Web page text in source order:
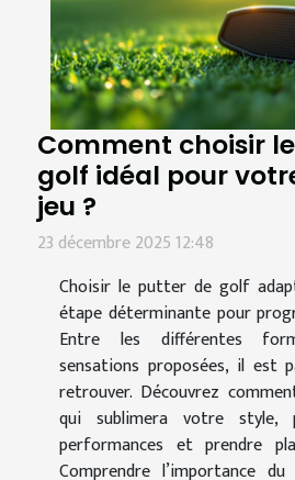
Comment choisir
golf idéal pour
jeu ?
23 décembre 2025 12:48
Choisir le putter de golf
étape déterminante pour
Entre les différentes
sensations proposées, il est
retrouver. Découvrez
qui sublimera votre style,
performances et prendre
Comprendre l’importance